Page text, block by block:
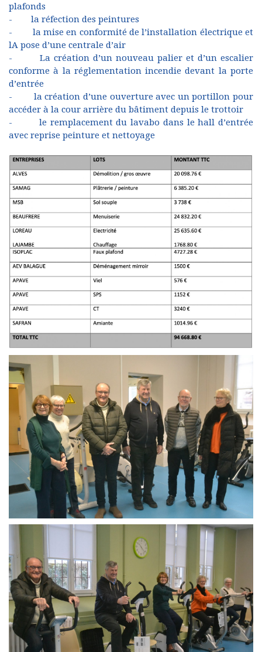
plafonds
- la réfection des peintures
- la mise en conformité de l’installation électrique et
lA pose d’une centrale d’air
- La création d’un nouveau palier et d’un escalier
conforme à la réglementation incendie devant la porte
d’entrée
- la création d’une ouverture avec un portillon pour
accéder à la cour arrière du bâtiment depuis le trottoir
- le remplacement du lavabo dans le hall d’entrée
avec reprise peinture et nettoyage